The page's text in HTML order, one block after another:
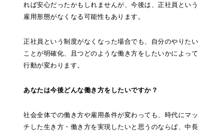
れば安心だったかもしれませんが、今後は、正社員という
雇用形態がなくなる可能性もあります。
正社員という制度がなくなった場合でも、自分のやりたい
ことが明確化、且つどのような働き方をしたいかによって
行動が変わります。
あなたは今後どんな働き方をしたいですか？
社会全体での働き方や雇用条件が変わっても、時代にマッ
チした生き方・働き方を実現したいと思うのならば、中長